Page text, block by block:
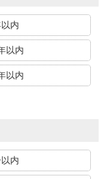
内
以内
以内
内